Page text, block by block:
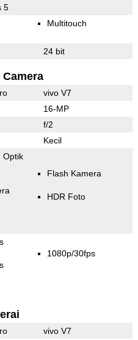
5
Multitouch
24 bit
vivo V7
16-MP
f/2
Kecil
Optik
Flash Kamera
HDR Foto
1080p/30fps
vivo V7